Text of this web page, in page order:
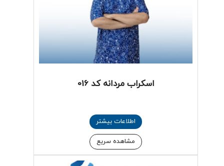
اسکراب مردانه کد 016
اطلاعات بیشتر
مشاهده سریع